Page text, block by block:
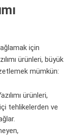
için
ürünleri, büyük
mümkün:
ürünleri,
tehlikelerden ve